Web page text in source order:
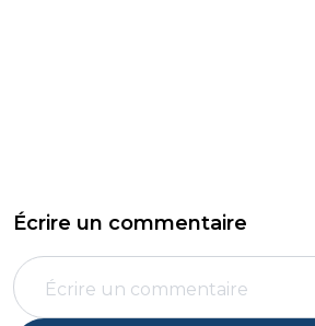
Écrire un commentaire